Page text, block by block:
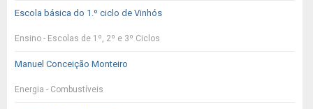
Escola básica do 1.º ciclo de Vinhós
Ensino - Escolas de 1º, 2º e 3º Ciclos
Manuel Conceição Monteiro
Energia - Combustíveis